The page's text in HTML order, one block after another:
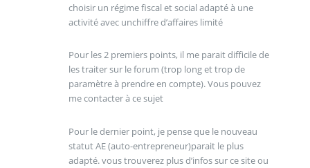
choisir un régime fiscal et social adapté à une
activité avec unchiffre d’affaires limité
Pour les 2 premiers points, il me parait difficile de
les traiter sur le forum (trop long et trop de
paramètre à prendre en compte). Vous pouvez
me contacter à ce sujet
Pour le dernier point, je pense que le nouveau
statut AE (auto-entrepreneur)parait le plus
adapté. vous trouverez plus d’infos sur ce site ou